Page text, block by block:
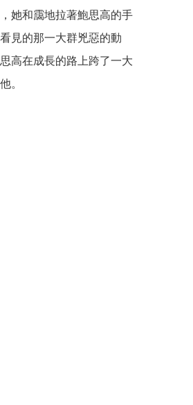
她和靄地拉著鮑思高的手
見的那一大群兇惡的動
高在成長的路上跨了一大
。